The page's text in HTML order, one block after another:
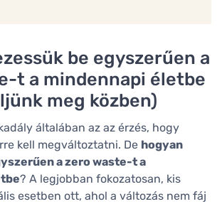
be egyszerűen a
t a mindennapi életbe
meg közben)
általában az az érzés, hogy
kell megváltoztatni. De hogyan
a zero waste-t a
? A legjobban fokozatosan, kis
esetben ott, ahol a változás nem fáj